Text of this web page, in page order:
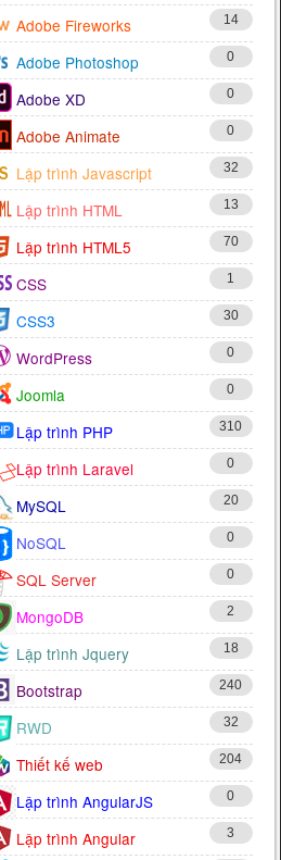
Adobe Fireworks 14
Adobe Photoshop 0
Adobe XD 0
Adobe Animate 0
Lập trình Javascript 32
Lập trình HTML 13
Lập trình HTML5 70
CSS 1
CSS3 30
WordPress 0
Joomla 0
Lập trình PHP 310
Lập trình Laravel 0
MySQL 20
NoSQL 0
SQL Server 0
MongoDB 2
Lập trình Jquery 18
Bootstrap 240
RWD 32
Thiết kế web 204
Lập trình AngularJS 0
Lập trình Angular 3